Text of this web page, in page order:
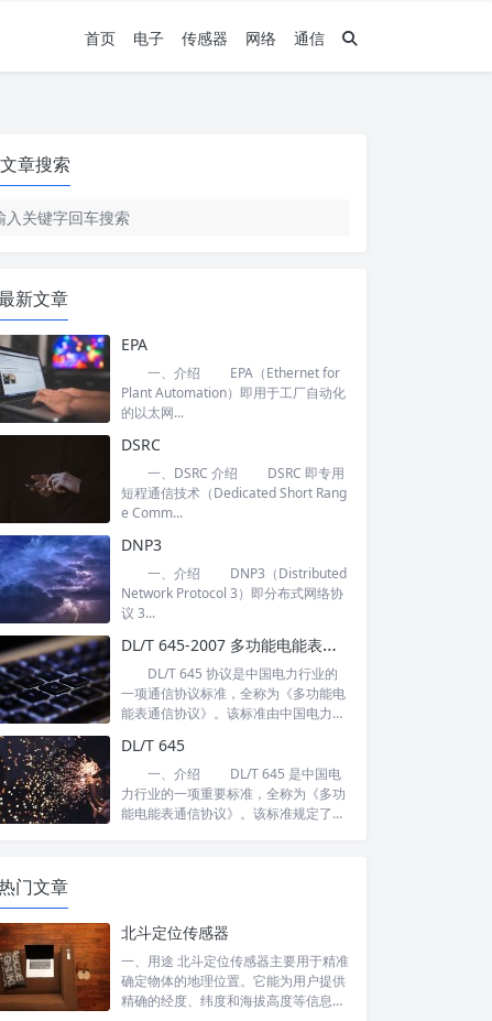
首页 电子 传感器 网络 通信
文章搜索
新文章
EPA
一、介绍 EPA（Ethernet for
Plant Automation）即用于工厂自动化
的以太网...
DSRC
一、DSRC 介绍 DSRC 即专用
短程通信技术（Dedicated Short Rang
e Comm...
DNP3
一、介绍 DNP3（Distributed
Network Protocol 3）即分布式网络协
议 3...
DL/T 645-2007 多功能电能表通信协议
DL/T 645 协议是中国电力行业的
一项通信协议标准，全称为《多功能电
能表通信协议》。该标准由中国电力
DL/T 645
一、介绍 DL/T 645 是中国电
力行业的一项重要标准，全称为《多功
能电能表通信协议》。该标准规定了...
门文章
北斗定位传感器
一、用途 北斗定位传感器主要用于精准
确定物体的地理位置。它能为用户提供
精确的经度、纬度和海拔高度等信息。